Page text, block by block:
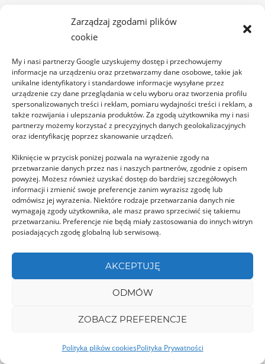
Zarządzaj zgodami plików
cookie
My i nasi partnerzy Google uzyskujemy dostęp i przechowujemy
informacje na urządzeniu oraz przetwarzamy dane osobowe, takie jak
unikalne identyfikatory i standardowe informacje wysyłane przez
urządzenie czy dane przeglądania w celu wyboru oraz tworzenia profilu
spersonalizowanych treści i reklam, pomiaru wydajności treści i reklam, a
także rozwijania i ulepszania produktów. Za zgodą użytkownika my i nasi
partnerzy możemy korzystać z precyzyjnych danych geolokalizacyjnych
oraz identyfikację poprzez skanowanie urządzeń.
Kliknięcie w przycisk poniżej pozwala na wyrażenie zgody na
przetwarzanie danych przez nas i naszych partnerów, zgodnie z opisem
powyżej. Możesz również uzyskać dostęp do bardziej szczegółowych
informacji i zmienić swoje preferencje zanim wyrazisz zgodę lub
odmówisz jej wyrażenia. Niektóre rodzaje przetwarzania danych nie
wymagają zgody użytkownika, ale masz prawo sprzeciwić się takiemu
przetwarzaniu. Preferencje nie będą miały zastosowania do innych witryn
posiadających zgodę globalną lub serwisową.
AKCEPTUJĘ
ODMÓW
ZOBACZ PREFERENCJE
Polityka plików cookiesPolityka Prywatności
Creasta Cocoșului
Creasta Cocoșului, czyli Koguci Grzebień, to
popularny grzbiet w górach Gutâi. Jest ostatnią
pozostałością i …
MUREȘ
Sighișoara – Wieża Zegarowa
Niewątpliwie jednym z najważniejszych symboli
zabytkiem jest Wieża Zegarowa – …